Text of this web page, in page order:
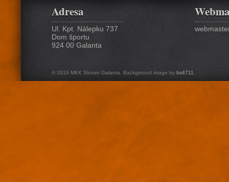
Adresa
Ul. Kpt. Nálepku 737
Dom športu
924 00 Galanta
© 2016 MKK Slovan Galanta. Background image by bs4711